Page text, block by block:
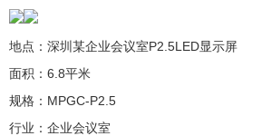
地点：深圳某企业会议室P2.5LED显示屏
面积：6.8平米
规格：MPGC-P2.5
行业：企业会议室